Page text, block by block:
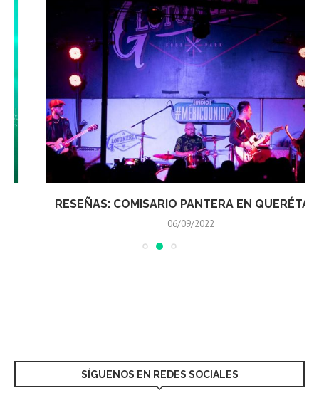
RESEÑAS: COMISARIO PANTERA EN QUERÉTARO
06/09/2022
SÍGUENOS EN REDES SOCIALES